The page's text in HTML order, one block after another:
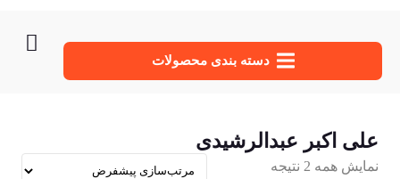
دسته‌ بندی محصولات
علی اکبر عبدالرشیدی
نمایش همه 2 نتیجه